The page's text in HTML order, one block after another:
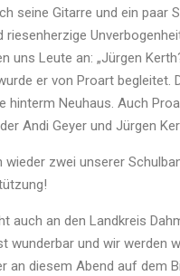
seine Gitarre und ein
riesenherzige
uns Leute an: „Jürgen
er von Proart
hinterm Neuhaus. Auch
Andi Geyer und Jürgen
wieder zwei unserer
auch an den Landkreis
wunderbar und wir werden
an diesem Abend auf dem